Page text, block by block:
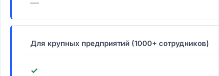
—
Для крупных предприятий (1000+ сотрудников)
✓